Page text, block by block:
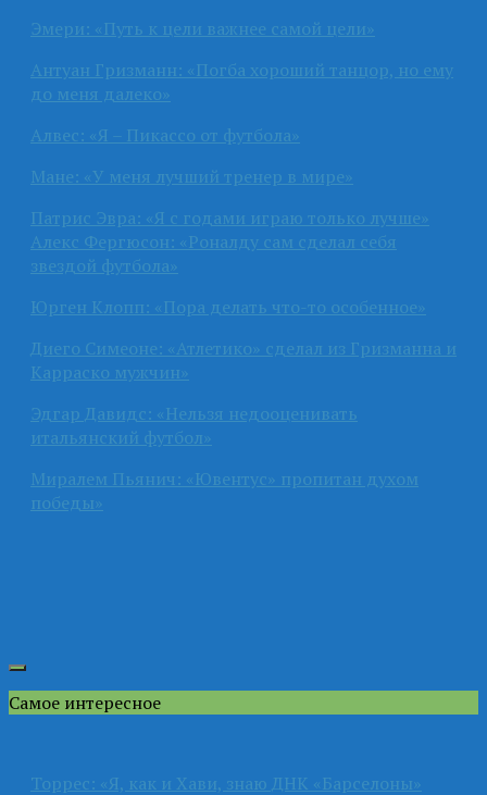
Эмери: «Путь к цели важнее самой цели»
Антуан Гризманн: «Погба хороший танцор, но ему
до меня далеко»
Алвес: «Я – Пикассо от футбола»
Мане: «У меня лучший тренер в мире»
Патрис Эвра: «Я с годами играю только лучше»
Алекс Фергюсон: «Роналду сам сделал себя
звездой футбола»
Юрген Клопп: «Пора делать что-то особенное»
Диего Симеоне: «Атлетико» сделал из Гризманна и
Карраско мужчин»
Эдгар Давидс: «Нельзя недооценивать
итальянский футбол»
Миралем Пьянич: «Ювентус» пропитан духом
победы»
Самое интересное
Торрес: «Я, как и Хави, знаю ДНК «Барселоны»